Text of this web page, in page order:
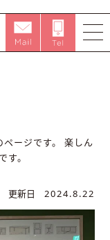
ージです。
楽しん
す。
更新日 2024.8.22